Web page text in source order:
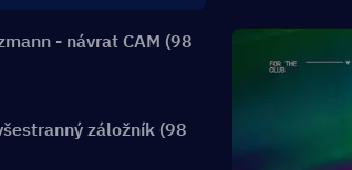
- návrat CAM (98
záložník (98